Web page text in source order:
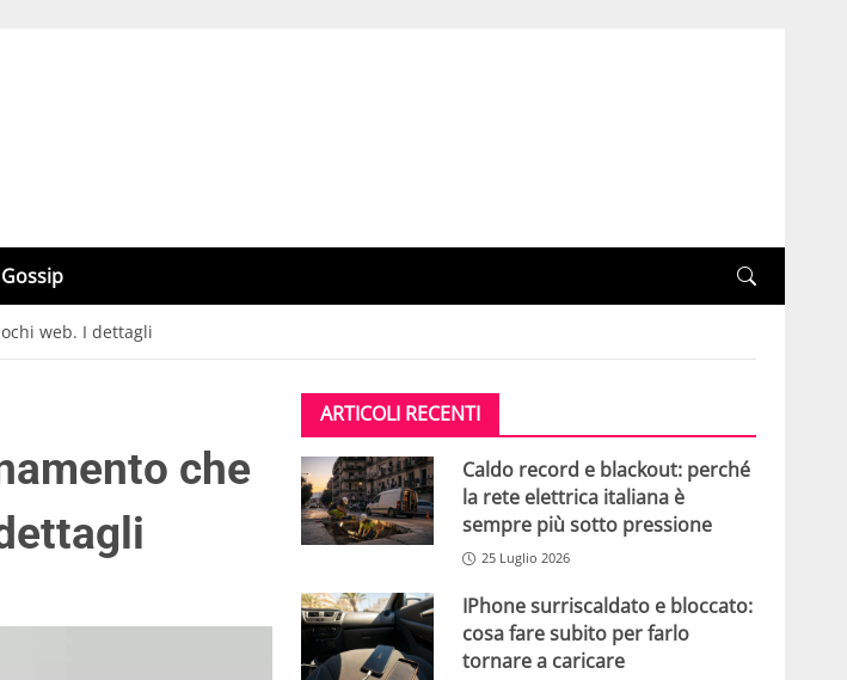
Gossip
web. I dettagli
che
ARTICOLI RECENTI
Caldo record e blackout: perché
la rete elettrica italiana è
sempre più sotto pressione
25 Luglio 2026
IPhone surriscaldato e bloccato:
cosa fare subito per farlo
tornare a caricare